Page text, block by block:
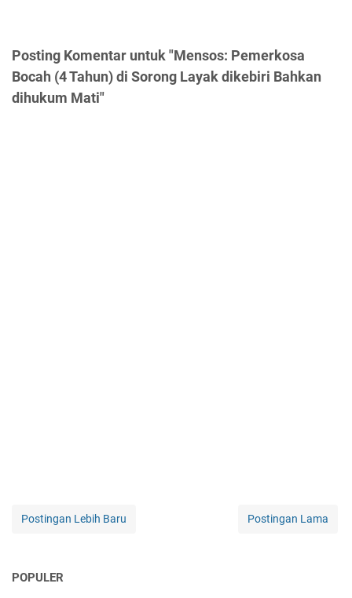
Posting Komentar untuk "Mensos: Pemerkosa
Bocah (4 Tahun) di Sorong Layak dikebiri Bahkan
dihukum Mati"
Postingan Lebih Baru Postingan Lama
POPULER